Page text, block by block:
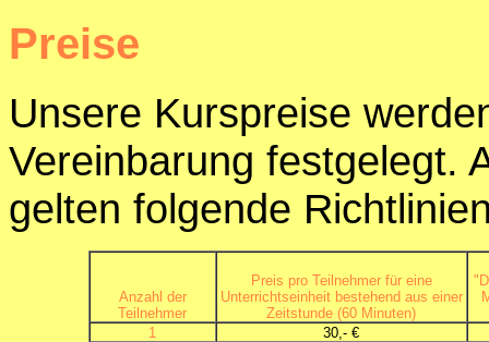
Preise
Unsere Kurspreise
Vereinbarung festgelegt.
gelten folgende
Anzahl der
Teilnehmer
Preis pro Teilnehmer für eine
Unterrichtseinheit bestehend aus einer
Zeitstunde (60 Minuten)
1
30,- €